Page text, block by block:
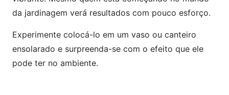
da jardinagem verá resultados com pouco esforço.
Experimente colocá-lo em um vaso ou canteiro
ensolarado e surpreenda-se com o efeito que ele
pode ter no ambiente.